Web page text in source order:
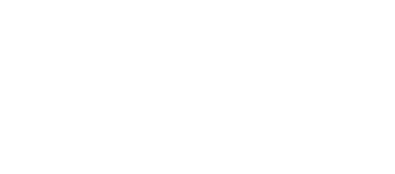
選択肢aのmake config